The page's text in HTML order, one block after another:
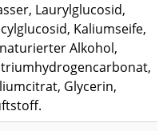
Laurylglucosid,
Kaliumseife,
Alkohol,
Glycerin,